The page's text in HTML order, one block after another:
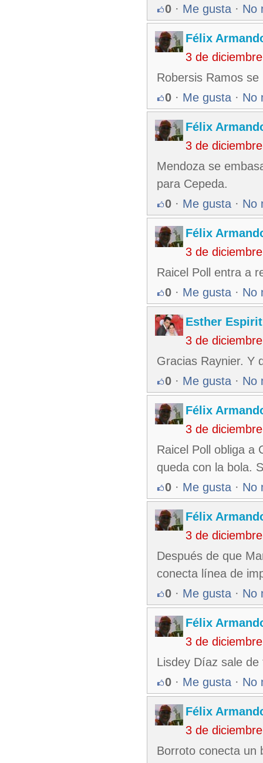
0 · Me gusta · No
Félix
3 de
Robersis Ramos
0 · Me gusta · No
Félix
3 de
Mendoza se
para Cepeda.
0 · Me gusta · No
Félix
3 de
Raicel Poll entra a
0 · Me gusta · No
Esther
3 de
Gracias Raynier. Y
0 · Me gusta · No
Félix
3 de
Raicel Poll obliga a
queda con la bola.
0 · Me gusta · No
Félix
3 de
Después de que
conecta línea de
0 · Me gusta · No
Félix
3 de
Lisdey Díaz sale
0 · Me gusta · No
Félix
3 de
Borroto conecta un